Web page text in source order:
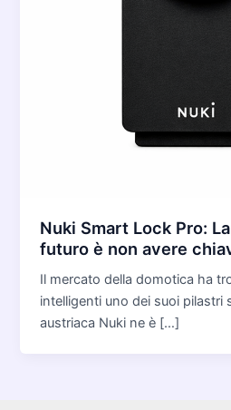
Nuki Smart Lock Pro:
futuro è non avere
Il mercato della domotica ha
intelligenti uno dei suoi pilastri
austriaca Nuki ne è […]